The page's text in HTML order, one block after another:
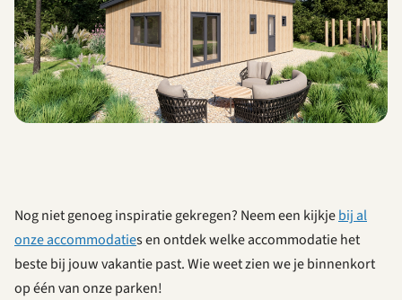
Nog niet genoeg inspiratie gekregen? Neem een kijkjebij al
onze accommodaties en ontdek welke accommodatie het
beste bij jouw vakantie past. Wie weet zien we je binnenkort
op één van onze parken!